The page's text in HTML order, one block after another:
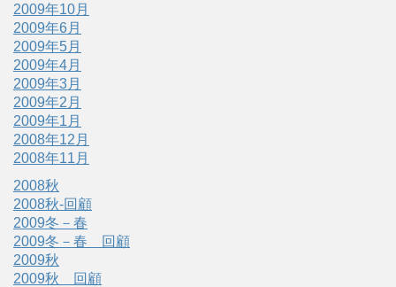
2009年10月
2009年6月
2009年5月
2009年4月
2009年3月
2009年2月
2009年1月
2008年12月
2008年11月
2008秋
2008秋-回顧
2009冬－春
2009冬－春 回顧
2009秋
2009秋 回顧